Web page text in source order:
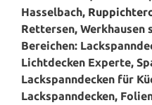
Hasselbach,
Rettersen, Werkhausen
Bereichen:
Lichtdecken Experte,
Lackspanndecken für
Lackspanndecken,